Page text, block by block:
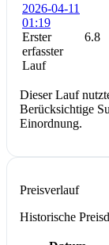
2026-04-11
01:19
Erster
erfasster
Lauf
6.8
Dieser Lauf
Berücksichtige
Einordnung.
Preisverlauf
Historische